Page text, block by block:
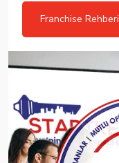
Franchise Rehberi